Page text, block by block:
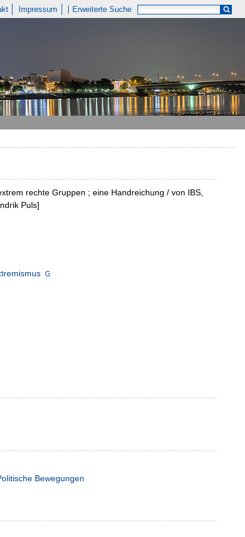
Impressum Erweiterte Suche
rechte Gruppen ; eine Handreichung / von IBS,
Puls]
Bewegungen